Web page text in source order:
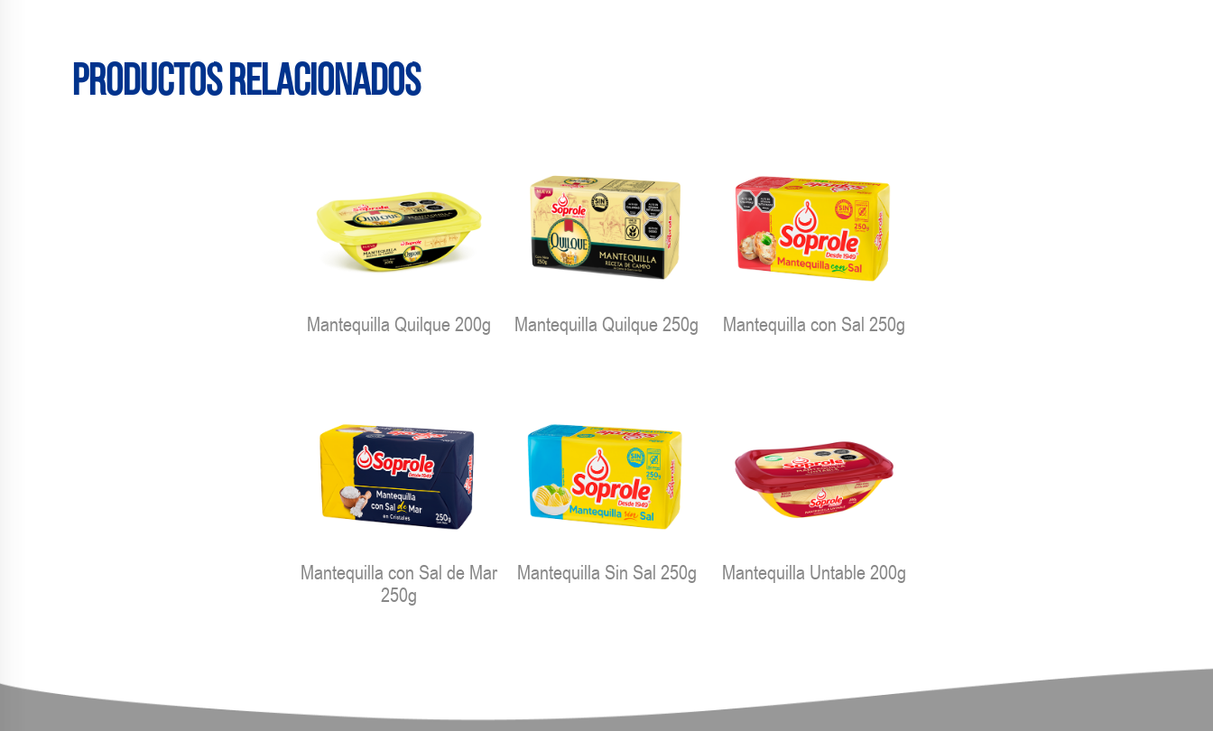
Productos relacionados
Mantequilla Quilque 200g Mantequilla Quilque 250g Mantequilla con Sal 250g
Mantequilla con Sal de Mar
250g
Mantequilla Sin Sal 250g Mantequilla Untable 200g